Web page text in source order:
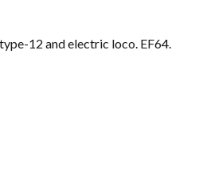
12 and electric loco. EF64.